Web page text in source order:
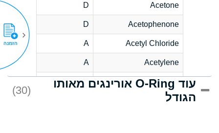
Acetone
D
Acetophenone
D
Acetyl Chloride
A
Acetylene
A
Acrlylonitrile
C
Adipic Acid
עוד O-Ring אורינגים מאותו
הגודל
(30)
הזמנה